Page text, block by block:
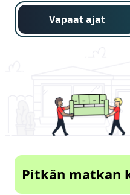
Vapaat ajat
Pitkän matkan